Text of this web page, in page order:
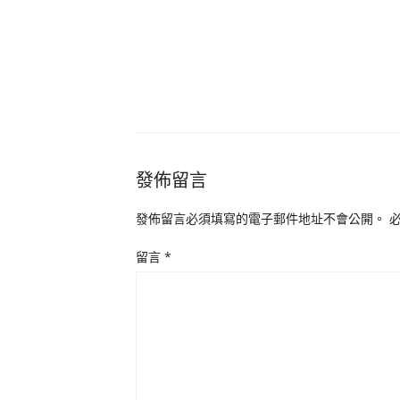
發佈留言
發佈留言必須填寫的電子郵件地址不會公開。
留言 *